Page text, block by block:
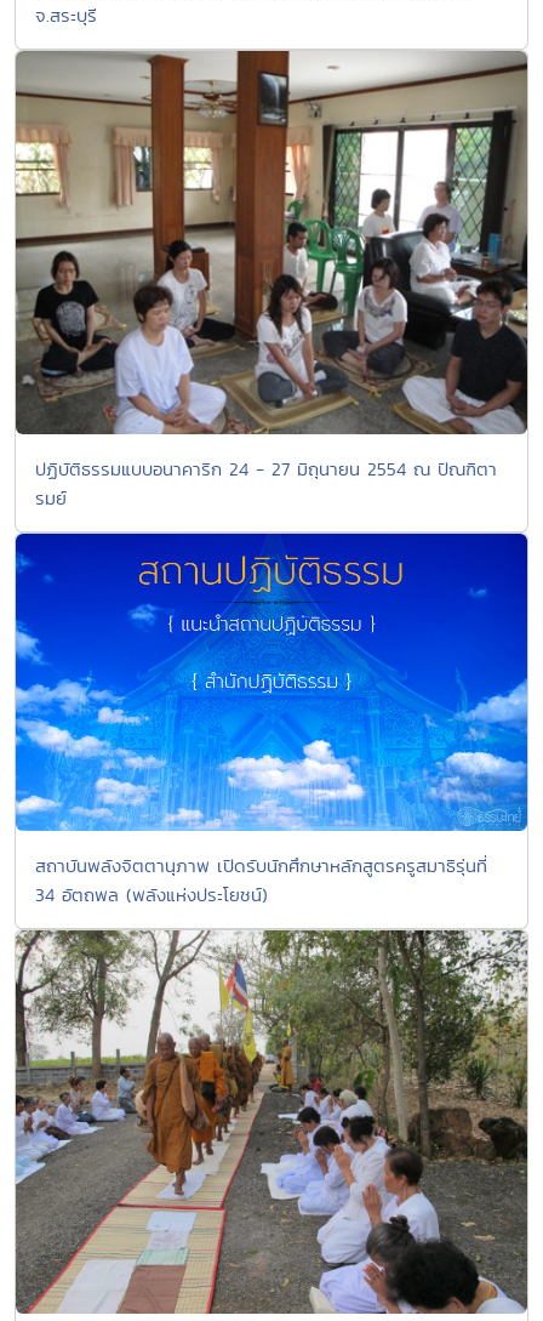
จ.สระบุรี
ปฏิบัติธรรมแบบอนาคาริก 24 - 27 มิถุนายน 2554 ณ ปัณฑิตา
รมย์
สถาบันพลังจิตตานุภาพ เปิดรับนักศึกษาหลักสูตรครูสมาธิรุ่นที่
34 อัตถพล (พลังแห่งประโยชน์)